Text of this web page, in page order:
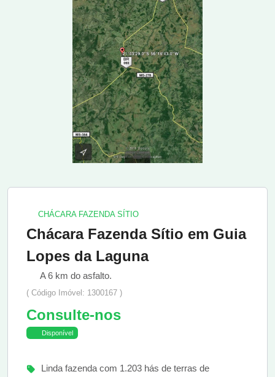
CHÁCARA FAZENDA SÍTIO
Chácara Fazenda Sítio em Guia
Lopes da Laguna
A 6 km do asfalto.
( Código Imóvel: 1300167 )
Consulte-nos
Disponível
Linda fazenda com 1.203 hás de terras de